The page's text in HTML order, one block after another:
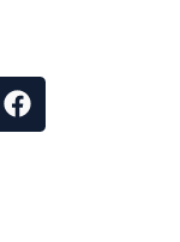
לוקספול שירותי